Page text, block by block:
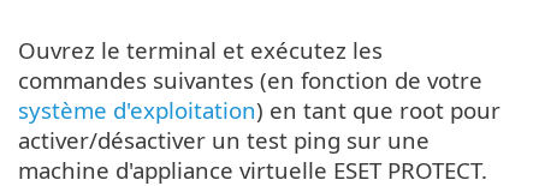
Ouvrez le terminal et exécutez les
commandes suivantes (en fonction de votre
système d'exploitation) en tant que root pour
activer/désactiver un test ping sur une
machine d'appliance virtuelle ESET PROTECT.